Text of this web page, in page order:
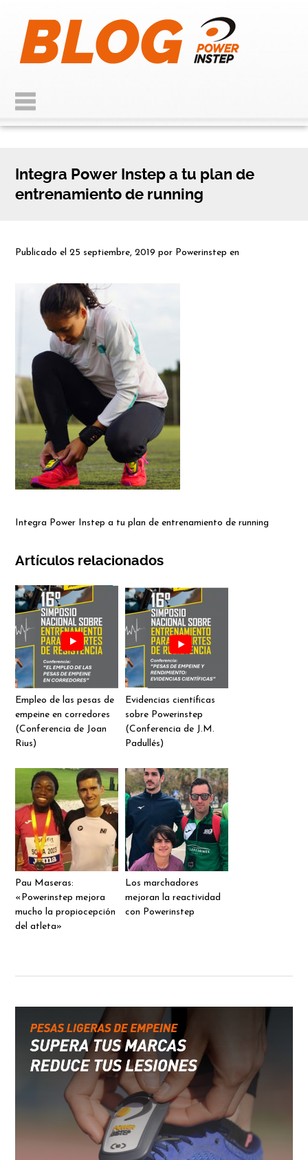
Integra Power Instep a tu plan de
entrenamiento de running
Publicado el25 septiembre, 2019 por Powerinstep en
Integra Power Instep a tu plan de entrenamiento de running
Artículos relacionados
Empleo de las pesas de
empeine en corredores
(Conferencia de Joan
Rius)
Evidencias científicas
sobre Powerinstep
(Conferencia de J.M.
Padullés)
Pau Maseras:
«Powerinstep mejora
mucho la propiocepción
del atleta»
Los marchadores
mejoran la reactividad
con Powerinstep